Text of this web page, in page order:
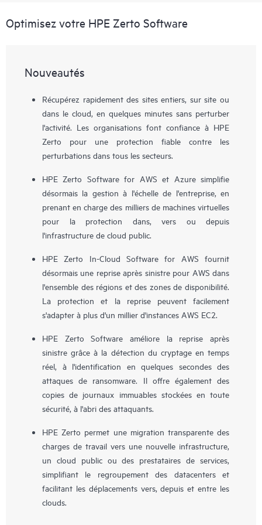
Optimisez votre HPE Zerto Software
Nouveautés
Récupérez rapidement des sites entiers, sur site ou
dans le cloud, en quelques minutes sans perturber
l'activité. Les organisations font confiance à HPE
Zerto pour une protection fiable contre les
perturbations dans tous les secteurs.
HPE Zerto Software for AWS et Azure simplifie
désormais la gestion à l'échelle de l'entreprise, en
prenant en charge des milliers de machines virtuelles
pour la protection dans, vers ou depuis
l'infrastructure de cloud public.
HPE Zerto In-Cloud Software for AWS fournit
désormais une reprise après sinistre pour AWS dans
l'ensemble des régions et des zones de disponibilité.
La protection et la reprise peuvent facilement
s'adapter à plus d'un millier d'instances AWS EC2.
HPE Zerto Software améliore la reprise après
sinistre grâce à la détection du cryptage en temps
réel, à l'identification en quelques secondes des
attaques de ransomware. Il offre également des
copies de journaux immuables stockées en toute
sécurité, à l'abri des attaquants.
HPE Zerto permet une migration transparente des
charges de travail vers une nouvelle infrastructure,
un cloud public ou des prestataires de services,
simplifiant le regroupement des datacenters et
facilitant les déplacements vers, depuis et entre les
clouds.